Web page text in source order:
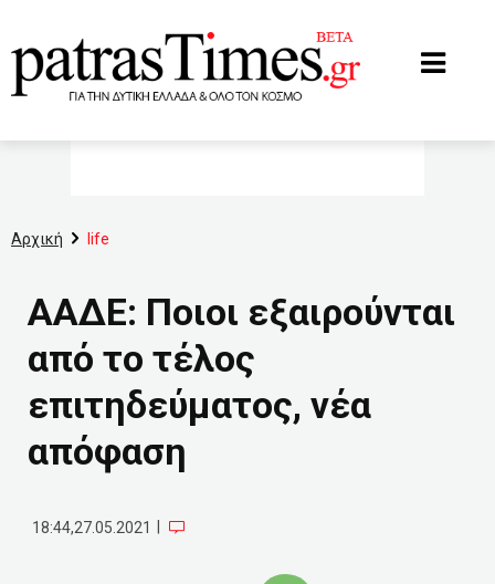
Αρχική life
ΑΑΔΕ: Ποιοι εξαιρούνται
από το τέλος
επιτηδεύματος, νέα
απόφαση
18:44,27.05.2021